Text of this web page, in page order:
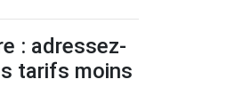
: adressez-
tarifs moins